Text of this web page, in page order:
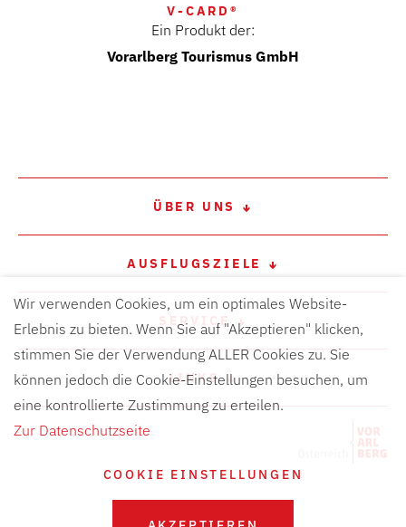
V-CARD®
Ein Produkt der:
Vorarlberg Tourismus GmbH
ÜBER UNS
AUSFLUGSZIELE
SERVICE
LINKS
Wir verwenden Cookies, um ein optimales Website-
Erlebnis zu bieten. Wenn Sie auf "Akzeptieren" klicken,
stimmen Sie der Verwendung ALLER Cookies zu. Sie
können jedoch die Cookie-Einstellungen besuchen, um
eine kontrollierte Zustimmung zu erteilen.
Zur Datenschutzseite
COOKIE EINSTELLUNGEN